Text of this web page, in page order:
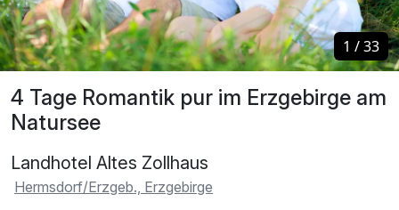
4 Tage Romantik pur im Erzgebirge am
Natursee
Landhotel Altes Zollhaus
Hermsdorf/Erzgeb., Erzgebirge
1 /33
1 /33